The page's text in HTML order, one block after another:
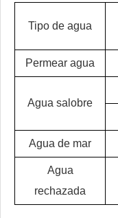
Tipo de agua
Permear agua
Agua salobre
Agua de mar
Agua
rechazada